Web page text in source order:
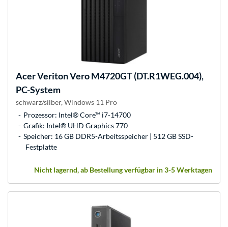
AcerVeriton Vero M4720GT (DT.R1WEG.004),
PC-System
schwarz/silber, Windows 11 Pro
Prozessor: Intel® Core™ i7-14700
Grafik: Intel® UHD Graphics 770
Speicher: 16 GB DDR5-Arbeitsspeicher | 512 GB SSD-
Festplatte
Nicht lagernd, ab Bestellung verfügbar in 3-5 Werktagen